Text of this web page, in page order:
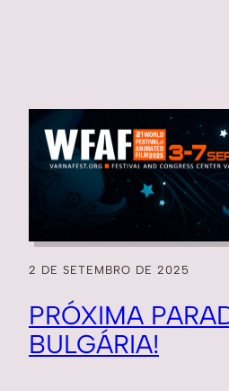
2 DE SETEMBRO DE 2025
PRÓXIMA
BULGÁRIA!